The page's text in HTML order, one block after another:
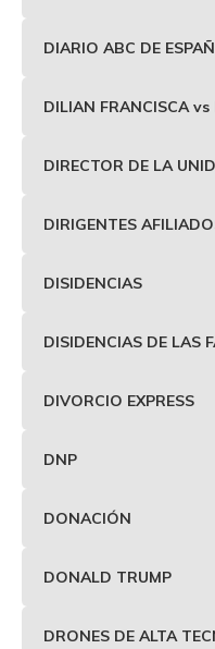
DIARIO ABC DE
DILIAN FRANCISCA vs
DIRECTOR DE LA
DIRIGENTES
DISIDENCIAS
DISIDENCIAS DE LAS
DIVORCIO EXPRESS
DNP
DONACIÓN
DONALD TRUMP
DRONES DE ALTA